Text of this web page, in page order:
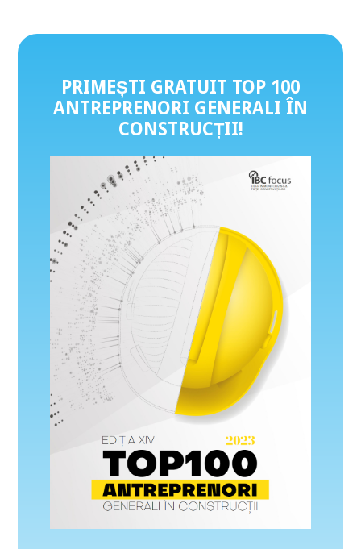
PRIMEȘTI GRATUIT TOP 100
ANTREPRENORI GENERALI ÎN
CONSTRUCȚII!